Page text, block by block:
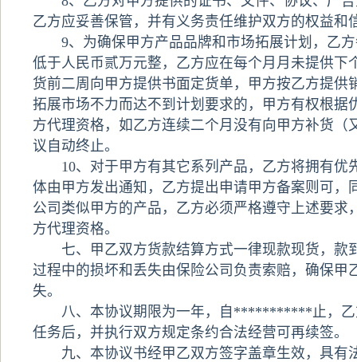
乙方应妥善保管，并有义务责任维护双方的权益和
9、为确保甲方产品品牌和市场拓展计划，乙方
低于人民币贰万元整，乙方应在每个月月未提供下
货前二周向甲方提供书面定货单，甲方按乙方提供
拓展市场不力而达不到计划要求的，甲方有权根据
方代理资格，如乙方连续二个月没有向甲方补货（
议自动终止。
10、对于甲方有其它系列产品，乙方将拥有优
体由甲方发出通知，乙方提出申请甲方备案则可，
公司类似甲方的产品，乙方必须严格遵守上述要求
方代理资格。
七、甲乙双方货款结算方式一律现款现货，款
过程中的损坏和丢失由保险公司负责索赔，确保甲
失。
八、本协议期限为一年，自***********止，乙
任务后，并执行双方规定条约合法经营可再续签。
九、本协议书经甲乙双方签字盖章生效，具有